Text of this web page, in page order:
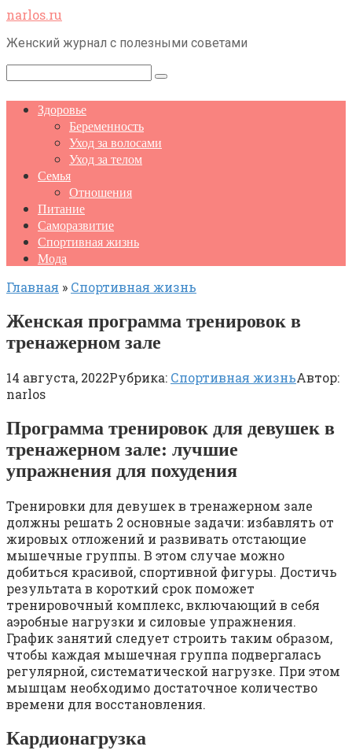
Перейти
контенту
narlos.ru
Женский журнал с полезными советами
Поиск:
Здоровье
Беременность
Уход за волосами
Уход за телом
Семья
Отношения
Питание
Саморазвитие
Спортивная жизнь
Мода
Главная » Спортивная жизнь
Женская программа тренировок в
тренажерном зале
14 августа, 2022Рубрика: Спортивная жизньАвтор:
narlos
Программа тренировок для девушек в
тренажерном зале: лучшие
упражнения для похудения
Тренировки для девушек в тренажерном зале
должны решать 2 основные задачи: избавлять от
жировых отложений и развивать отстающие
мышечные группы. В этом случае можно
добиться красивой, спортивной фигуры. Достичь
результата в короткий срок поможет
тренировочный комплекс, включающий в себя
аэробные нагрузки и силовые упражнения.
График занятий следует строить таким образом,
чтобы каждая мышечная группа подвергалась
регулярной, систематической нагрузке. При этом
мышцам необходимо достаточное количество
времени для восстановления.
Кардионагрузка